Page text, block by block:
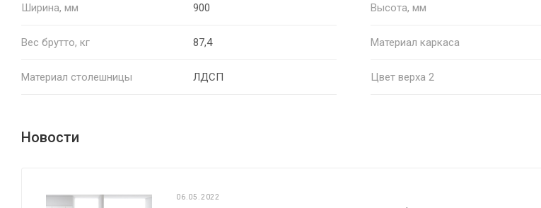
Ширина, мм 900 Высота, мм
Вес брутто, кг 87,4 Материал каркаса
Материал столешницы ЛДСП Цвет верха 2
Новости
06.05.2022